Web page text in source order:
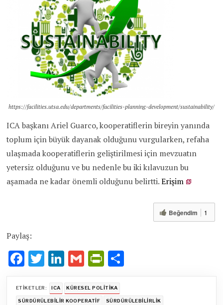
https://facilities.utsa.edu/departments/facilities-planning-development/sustainability/
ICA başkanı Ariel Guarco, kooperatiflerin bireyin yanında
toplum için büyük dayanak olduğunu vurgularken, refaha
ulaşmada kooperatiflerin geliştirilmesi için mevzuatın
yetersiz olduğunu ve bu nedenle bu iki kılavuzun bu
aşamada ne kadar önemli olduğunu belirtti.Erişim
Beğendim 1
Paylaş:
F
e
T
it
Li
k
G
ai
Pr
tF
ETIKETLER: ICA KÜRESEL POLITIKA
SÜRDÜRÜLEBILIR KOOPERATIF SÜRDÜRÜLEBILIRLIK